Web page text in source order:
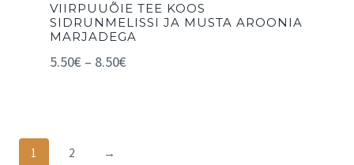
VIIRPUUÕIE TEE KOOS
SIDRUNMELISSI JA MUSTA AROONIA
MARJADEGA
5.50€ – 8.50€
1 2 →